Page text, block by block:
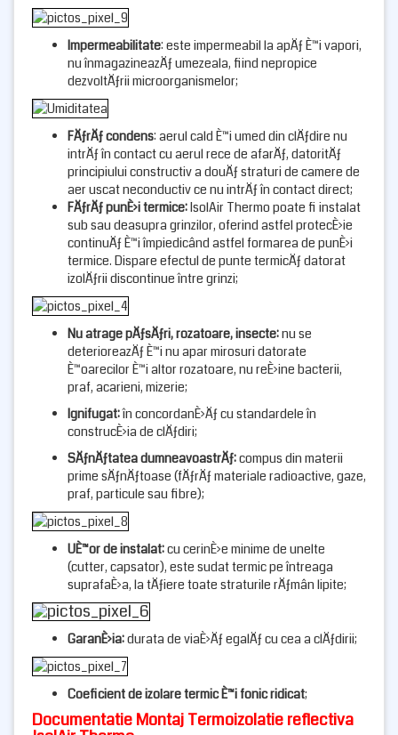
Impermeabilitate: este impermeabil la apÄƒ È™i vapori,
nu înmagazineazÄƒ umezeala, fiind nepropice
dezvoltÄƒrii microorganismelor;
FÄƒrÄƒ condens: aerul cald È™i umed din clÄƒdire nu
intrÄƒ în contact cu aerul rece de afarÄƒ, datoritÄƒ
principiului constructiv a douÄƒ straturi de camere de
aer uscat neconductiv ce nu intrÄƒ în contact direct;
FÄƒrÄƒ punÈ›i termice:IsolAir Thermo poate fi instalat
sub sau deasupra grinzilor, oferind astfel protecÈ›ie
continuÄƒ È™i împiedicând astfel formarea de punÈ›i
termice. Dispare efectul de punte termicÄƒ datorat
izolÄƒrii discontinue între grinzi;
Nu atrage pÄƒsÄƒri, rozatoare, insecte:nu se
deterioreazÄƒ È™i nu apar mirosuri datorate
È™oarecilor È™i altor rozatoare, nu reÈ›ine bacterii,
praf, acarieni, mizerie;
Ignifugat:în concordanÈ›Äƒ cu standardele în
construcÈ›ia de clÄƒdiri;
SÄƒnÄƒtatea dumneavoastrÄƒ:compus din materii
prime sÄƒnÄƒtoase (fÄƒrÄƒ materiale radioactive, gaze,
praf, particule sau fibre);
UÈ™or de instalat:cu cerinÈ›e minime de unelte
(cutter, capsator), este sudat termic pe întreaga
suprafaÈ›a, la tÄƒiere toate straturile rÄƒmân lipite;
GaranÈ›ia:durata de viaÈ›Äƒ egalÄƒ cu cea a clÄƒdirii;
Coeficient de izolare termic È™i fonic ridicat;
Documentatie Montaj Termoizolatie reflectiva